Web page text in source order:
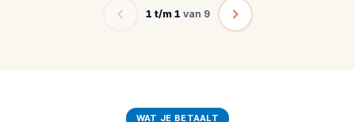
1 t/m 1 van 9
WAT JE BETAALT